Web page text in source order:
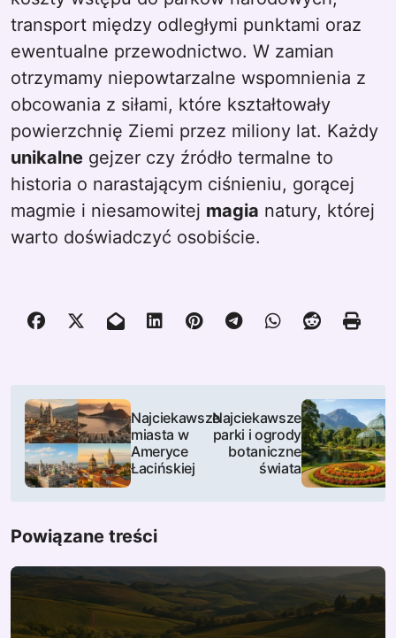
transport między odległymi punktami oraz
ewentualne przewodnictwo. W zamian
otrzymamy niepowtarzalne wspomnienia z
obcowania z siłami, które kształtowały
powierzchnię Ziemi przez miliony lat. Każdy
unikalne gejzer czy źródło termalne to
historia o narastającym ciśnieniu, gorącej
magmie i niesamowitej magia natury, której
warto doświadczyć osobiście.
N
w
g
a
c
Najciekawsze
miasta w
Ameryce
Łacińskiej
Najciekawsze
parki i ogrody
botaniczne
świata
Powiązane treści